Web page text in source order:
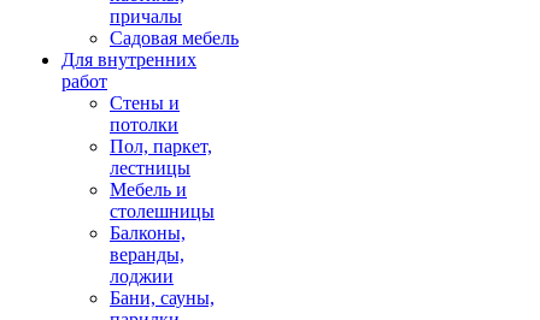
причалы
Садовая мебель
Для внутренних
работ
Стены и
потолки
Пол, паркет,
лестницы
Мебель и
столешницы
Балконы,
веранды,
лоджии
Бани, сауны,